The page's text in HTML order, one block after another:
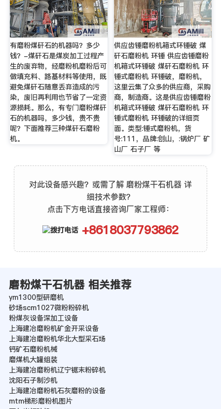
有磨粉煤矸石的机器吗？多少
钱？-煤矸石是煤炭加工过程产
生的废弃物，经磨粉机磨粉后可
做填充料、路基材料等使用，既
避免煤矸石随意丢弃造成的污
染，废旧再利用也节省了一定资
源损耗。那么，有专门磨粉煤矸
石的机器吗，多少钱，贵不贵
呢？下面推荐三种煤矸石磨粉
机。
供应齿锤磨粉机箱式环锤破 煤
矸石磨粉机 环锤 供应齿锤磨粉
机箱式环锤破 煤矸石磨粉机 环
锤式磨粉机 环锤破，磨粉机，
这里云集了众多的供应商，采购
商，制造商。这是供应齿锤磨粉
机箱式环锤破 煤矸石磨粉机 环
锤式磨粉机 环锤破的详细页
面。类型:锤式磨粉机，货
号:111，品牌:创山，:锅炉厂 矿
山厂 石子厂 等
对此设备感兴趣？或需了解 磨粉煤干石机器 详
细技术参数？
点击下方电话直接咨询厂家工程师：
+8618037793862
磨粉煤干石机器 相关推荐
ym1300型研磨机
砂场scm1027微粉粉碎机
粉煤灰设备深加工设备
上海建冶磨粉机矿金开采设备
上海建冶磨粉机华北大型采石场
钙矿石磨粉机械
磨煤机大罐组装
上海建冶磨粉机辽宁锯末粉碎机
沈阳石子制沙机
上海建冶磨粉机石灰磨粉的设备
mtm梯形磨粉机图片